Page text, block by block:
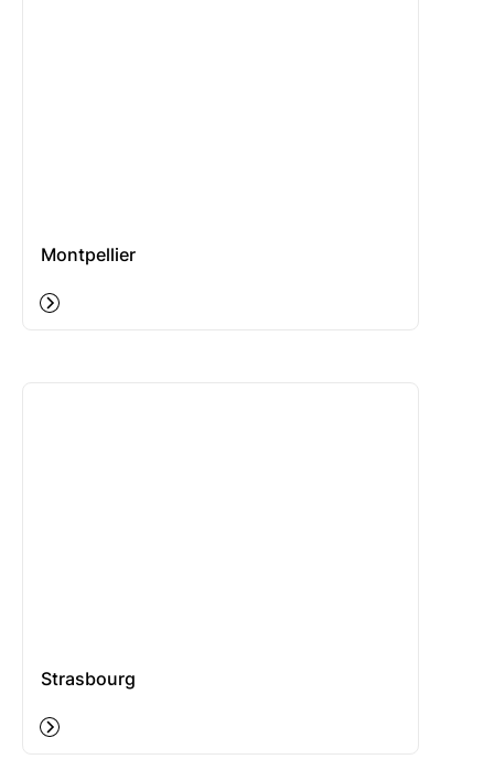
Montpellier
Strasbourg